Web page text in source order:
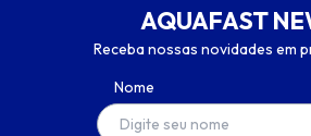
AQUAFAST
Receba nossas novidades em
Nome